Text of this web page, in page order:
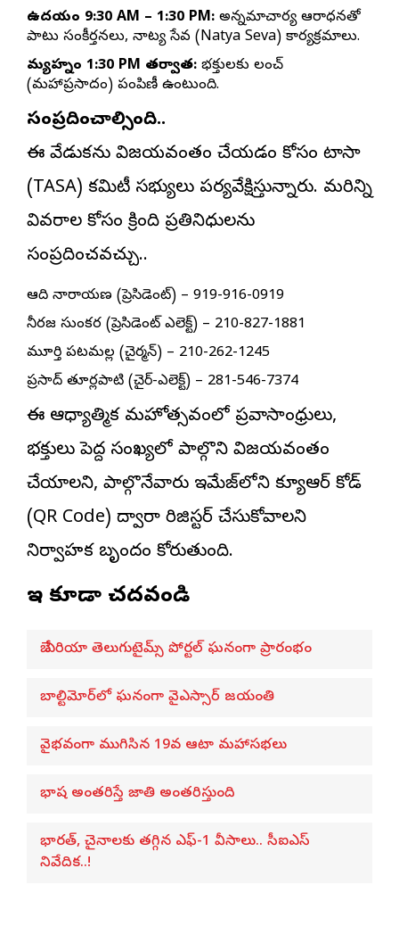
ఉదయం 9:30 AM – 1:30 PM: అన్నమాచార్య ఆరాధనతో
పాటు సంకీర్తనలు, నాట్య సేవ (Natya Seva) కార్యక్రమాలు.
మధ్యాహ్నం 1:30 PM తర్వాత: భక్తులకు లంచ్
(మహాప్రసాదం) పంపిణీ ఉంటుంది.
సంప్రదించాల్సింది..
ఈ వేడుకను విజయవంతం చేయడం కోసం టాసా
(TASA) కమిటీ సభ్యులు పర్యవేక్షిస్తున్నారు. మరిన్ని
వివరాల కోసం క్రింది ప్రతినిధులను
సంప్రదించవచ్చు..
ఆది నారాయణ (ప్రెసిడెంట్) – 919-916-0919
నీరజ సుంకర (ప్రెసిడెంట్ ఎలెక్ట్) – 210-827-1881
మూర్తి పటమల్ల (చైర్మన్) – 210-262-1245
ప్రసాద్ తూర్లపాటి (చైర్-ఎలెక్ట్) – 281-546-7374
ఈ ఆధ్యాత్మిక మహోత్సవంలో ప్రవాసాంధ్రులు,
భక్తులు పెద్ద సంఖ్యలో పాల్గొని విజయవంతం
చేయాలని, పాల్గొనేవారు ఇమేజ్‌లోని క్యూఆర్ కోడ్
(QR Code) ద్వారా రిజిస్టర్ చేసుకోవాలని
నిర్వాహక బృందం కోరుతుంది.
ఇవి కూడా చదవండి
బే ఏరియా తెలుగుటైమ్స్ పోర్టల్ ఘనంగా ప్రారంభం
బాల్టిమోర్‌లో ఘనంగా వైఎస్సార్‌ జయంతి
వైభవంగా ముగిసిన 19వ ఆటా మహాసభలు
భాష అంతరిస్తే జాతి అంతరిస్తుంది
భారత్, చైనాలకు తగ్గిన ఎఫ్-1 వీసాలు.. సీఐఎస్
నివేదిక..!